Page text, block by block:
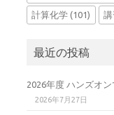
計算化学 (101) 講
最近の投稿
2026年度 ハンズオ
2026年7月27日